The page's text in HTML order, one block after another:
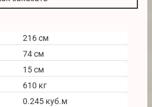
216 см
74 см
15 см
610 кг
0.245 куб.м